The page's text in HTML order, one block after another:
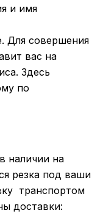
и имя
Для совершения
вас на
Здесь
по
наличии на
резка под ваши
транспортом
доставки: